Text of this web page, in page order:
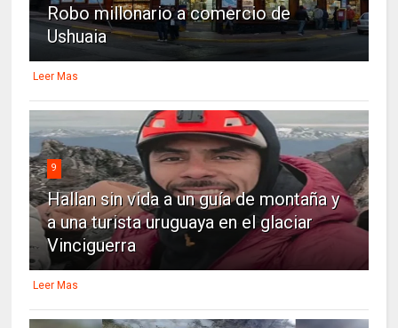
Robo millonario a comercio de
Ushuaia
Leer Mas
9
Hallan sin vida a un guía de montaña y
a una turista uruguaya en el glaciar
Vinciguerra
Leer Mas